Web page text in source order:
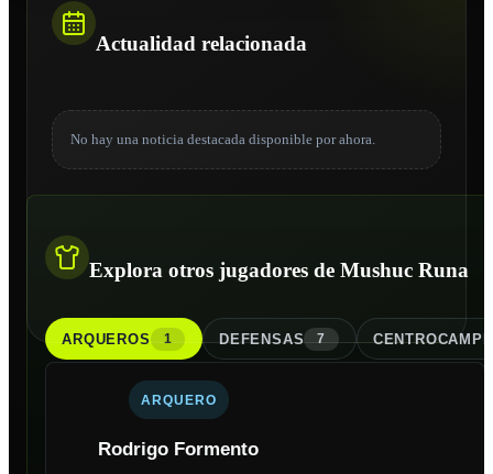
Actualidad relacionada
No hay una noticia destacada disponible por ahora.
Explora otros jugadores de Mushuc Runa
ARQUEROS 1 DEFENSAS 7
ARQUERO
Rodrigo Formento